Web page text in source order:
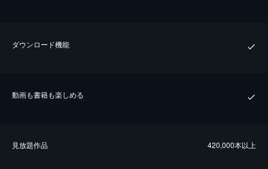
ダウンロード機能
動画も書籍も楽しめる
⾒放題作品 420,000本以上